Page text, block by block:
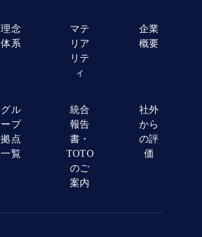
理念
体系
マテ
リア
リテ
ィ
企業
概要
グル
ープ
拠点
一覧
統合
報告
書・
TOTO
のご
案内
社外
から
の評
価